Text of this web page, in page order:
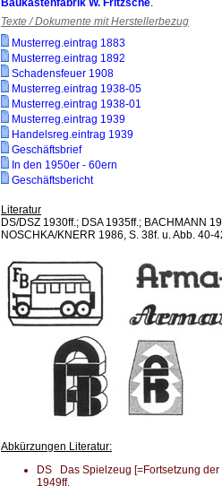
Baukastenfabrik W. Fritzsche.
Texte / Dokumente mit Herstellerbezug
Musterreg.eintrag 1883
Musterreg.eintrag 1892
Schadensfeuer 1908
Musterreg.eintrag 1938-05
Musterreg.eintrag 1938-01
Musterreg.eintrag 1939
Handelsreg.eintrag 1939
Geschäftsbrief
In den 1950er - 60ern
Geschäftsbericht
Literatur
DS/DSZ 1930ff.; DSA 1935ff.; BACHMANN
NOSCHKA/KNERR 1986, S. 38f. u. Abb. 40-
Abkürzungen Literatur:
DS Das Spielzeug [=Fortsetzung der
1949ff.